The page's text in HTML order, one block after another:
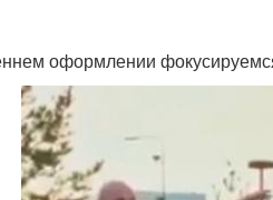
оформлении